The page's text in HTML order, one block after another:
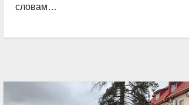
словам…